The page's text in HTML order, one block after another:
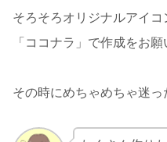
そろそろオリジナルアイコ
「ココナラ」で作成をお願
その時にめちゃめちゃ迷っ